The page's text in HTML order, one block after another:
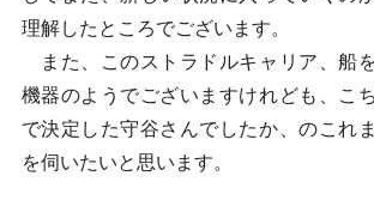
理解したところでございます。
また、このストラドルキャリア、船
機器のようでございますけれども、こ
で決定した守谷さんでしたか、のこれ
を伺いたいと思います。